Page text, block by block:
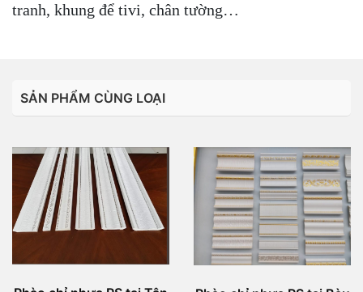
tranh, khung để tivi, chân tường…
SẢN PHẨM CÙNG LOẠI